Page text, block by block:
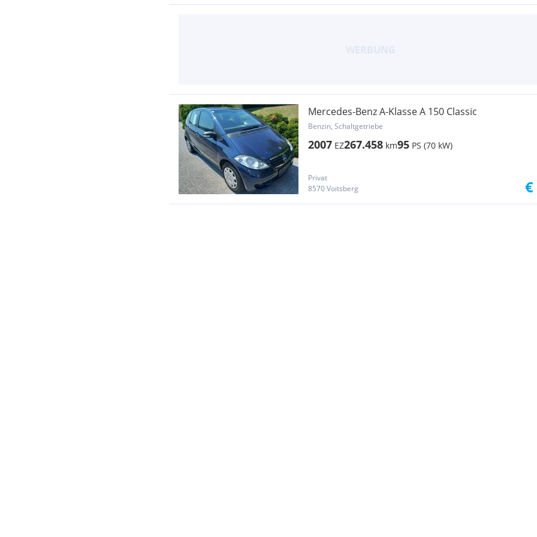
Mercedes-Benz A-Klasse A 150 Classic
Benzin, Schaltgetriebe
2007 EZ267.458 km95 PS (70 kW)
Privat
8570 Voitsberg
€